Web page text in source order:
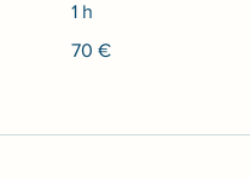
1 h
euros
70 €